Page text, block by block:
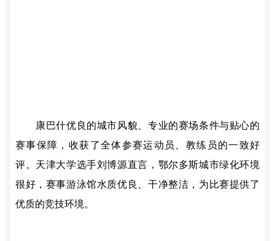
康巴什优良的城市风貌、专业的赛场条件与贴心的
赛事保障，收获了全体参赛运动员、教练员的一致好
评。天津大学选手刘博源直言，鄂尔多斯城市绿化环境
很好，赛事游泳馆水质优良、干净整洁，为比赛提供了
优质的竞技环境。